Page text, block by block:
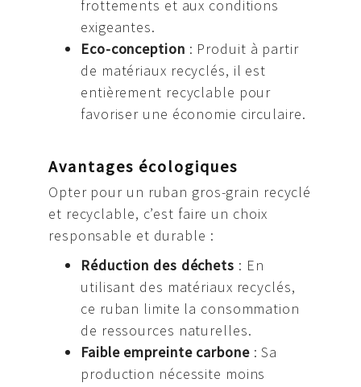
frottements et aux conditions
exigeantes.
Eco-conception : Produit à partir
de matériaux recyclés, il est
entièrement recyclable pour
favoriser une économie circulaire.
Avantages écologiques
Opter pour un ruban gros-grain recyclé
et recyclable, c’est faire un choix
responsable et durable :
Réduction des déchets : En
utilisant des matériaux recyclés,
ce ruban limite la consommation
de ressources naturelles.
Faible empreinte carbone: Sa
production nécessite moins